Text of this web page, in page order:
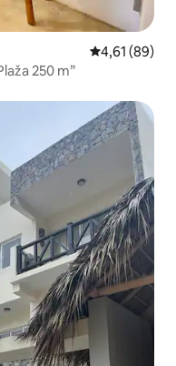
Prosječna
4,61 (89)
250 m”